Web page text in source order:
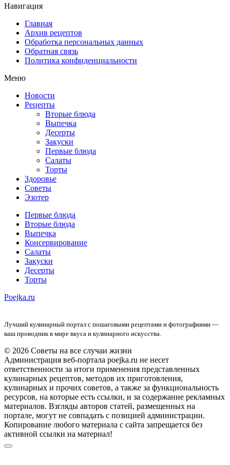
Навигация
Главная
Архив рецептов
Обработка персональных данных
Обратная связь
Политика конфиденциальности
Меню
Новости
Рецепты
Вторые блюда
Выпечка
Десерты
Закуски
Первые блюда
Салаты
Торты
Здоровье
Советы
Эзотер
Первые блюда
Вторые блюда
Выпечка
Консервирование
Салаты
Закуски
Десерты
Торты
Poejka.ru
Лучший кулинарный портал с пошаговыми рецептами и фотографиями —
ваш проводник в мире вкуса и кулинарного искусства.
© 2026 Советы на все случаи жизни
Администрация веб-портала poejka.ru не несет
ответственности за итоги применения представленных
кулинарных рецептов, методов их приготовления,
кулинарных и прочих советов, а также за функциональность
ресурсов, на которые есть ссылки, и за содержание рекламных
материалов. Взгляды авторов статей, размещенных на
портале, могут не совпадать с позицией администрации.
Копирование любого материала с сайта запрещается без
активной ссылки на материал!